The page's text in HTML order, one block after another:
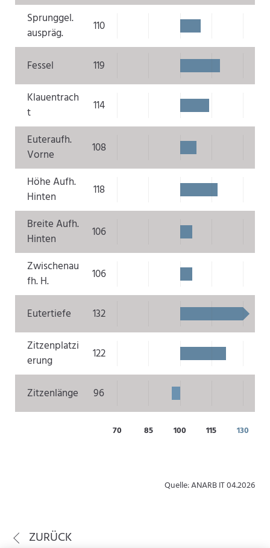
Sprunggel.
auspräg.
110
Fessel
119
Klauentrach
t
114
Euteraufh.
Vorne
108
Höhe Aufh.
Hinten
118
Breite Aufh.
Hinten
106
Zwischenau
fh. H.
106
Eutertiefe
132
Zitzenplatzi
erung
122
Zitzenlänge 96
70 85 100 115 130
Quelle: ANARB IT 04.2026
ZURÜCK